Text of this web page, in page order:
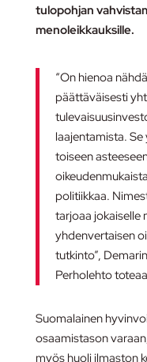
tulopohjan
menoleikkauksille.
“On hienoa
päättäväisesti
laajentamista.
toiseen
politiikkaa.
tarjoaa jokaiselle
yhdenvertaisen
tutkinto”,
Perholehto
Suomalainen
osaamistason
myös huoli ilmaston